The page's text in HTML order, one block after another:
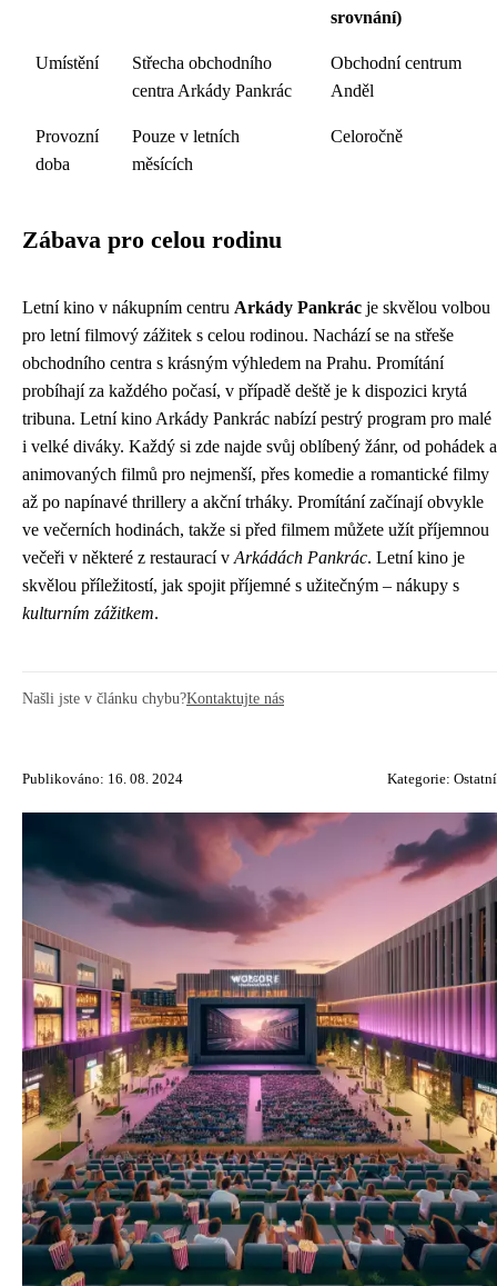
srovnání)
Umístění
Střecha obchodního
centra Arkády Pankrác
Obchodní centrum
Anděl
Provozní
doba
Pouze v letních
měsících
Celoročně
Zábava pro celou rodinu
Letní kino v nákupním centru Arkády Pankrác je skvělou volbou
pro letní filmový zážitek s celou rodinou. Nachází se na střeše
obchodního centra s krásným výhledem na Prahu. Promítání
probíhají za každého počasí, v případě deště je k dispozici krytá
tribuna. Letní kino Arkády Pankrác nabízí pestrý program pro malé
i velké diváky. Každý si zde najde svůj oblíbený žánr, od pohádek a
animovaných filmů pro nejmenší, přes komedie a romantické filmy
až po napínavé thrillery a akční trháky. Promítání začínají obvykle
ve večerních hodinách, takže si před filmem můžete užít příjemnou
večeři v některé z restaurací v Arkádách Pankrác. Letní kino je
skvělou příležitostí, jak spojit příjemné s užitečným – nákupy s
kulturním zážitkem.
Našli jste v článku chybu?Kontaktujte nás
Publikováno: 16. 08. 2024 Kategorie: Ostatní